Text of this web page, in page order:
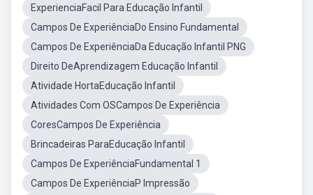
ExperienciaFacil Para Educação Infantil
Campos De ExperiênciaDo Ensino Fundamental
Campos De ExperiênciaDa Educação Infantil PNG
Direito DeAprendizagem Educação Infantil
Atividade HortaEducação Infantil
Atividades Com OSCampos De Experiência
CoresCampos De Experiência
Brincadeiras ParaEducação Infantil
Campos De ExperiênciaFundamental 1
Campos De ExperiênciaP Impressão